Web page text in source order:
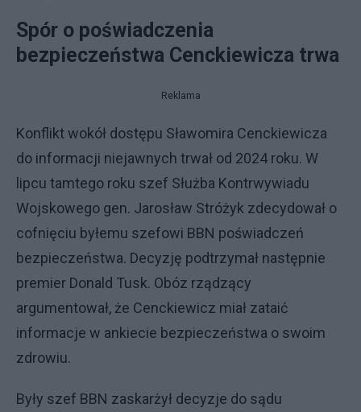
Spór o poświadczenia
bezpieczeństwa Cenckiewicza trwa
Reklama
Konflikt wokół dostępu Sławomira Cenckiewicza
do informacji niejawnych trwał od 2024 roku. W
lipcu tamtego roku szef Służba Kontrwywiadu
Wojskowego gen. Jarosław Stróżyk zdecydował o
cofnięciu byłemu szefowi BBN poświadczeń
bezpieczeństwa. Decyzję podtrzymał następnie
premier Donald Tusk. Obóz rządzący
argumentował, że Cenckiewicz miał zataić
informacje w ankiecie bezpieczeństwa o swoim
zdrowiu.
Były szef BBN zaskarżył decyzje do sądu